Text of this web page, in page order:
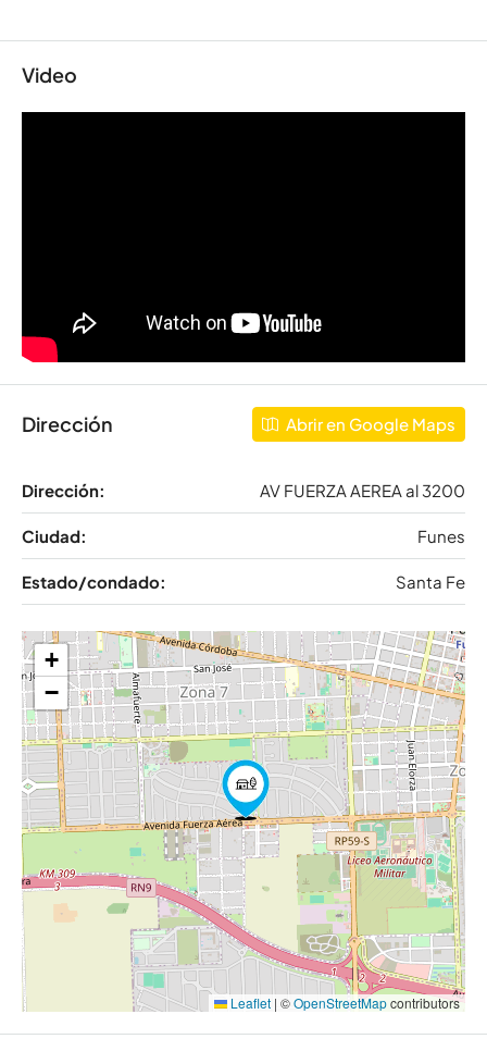
Video
Dirección Abrir en Google Maps
Dirección: AV FUERZA AEREA al 3200
Ciudad: Funes
Estado/condado: Santa Fe
+
−
Leaflet | ©OpenStreetMapcontributors